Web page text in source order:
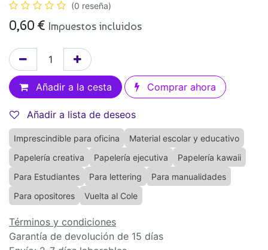
(0 reseña)
0,60 € Impuestos incluidos
Añadir a la cesta Comprar ahora
Añadir a lista de deseos
Imprescindible para oficina
Material escolar y educativo
Papelería creativa
Papelería ejecutiva
Papelería kawaii
Para Estudiantes
Para lettering
Para manualidades
Para opositores
Vuelta al Cole
Términos y condiciones
Garantía de devolución de 15 días